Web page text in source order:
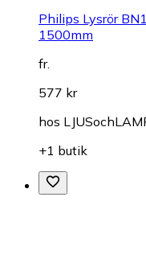
Philips Lysrör
1500mm
fr.
577 kr
hos
+1 butik